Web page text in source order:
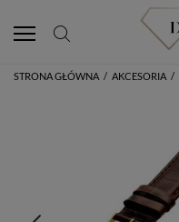
STRONA GŁÓWNA / AKCESORIA /